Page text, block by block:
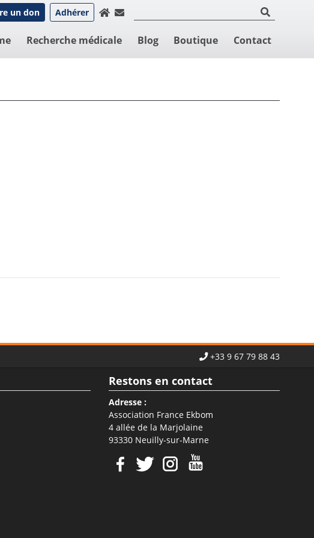
un don Adhérer
Recherche médicale Blog Boutique Contact
+33 9 67 79 88 43
Restons en contact
Adresse :
Association France Ekbom
4 allée de la Marjolaine
93330 Neuilly-sur-Marne